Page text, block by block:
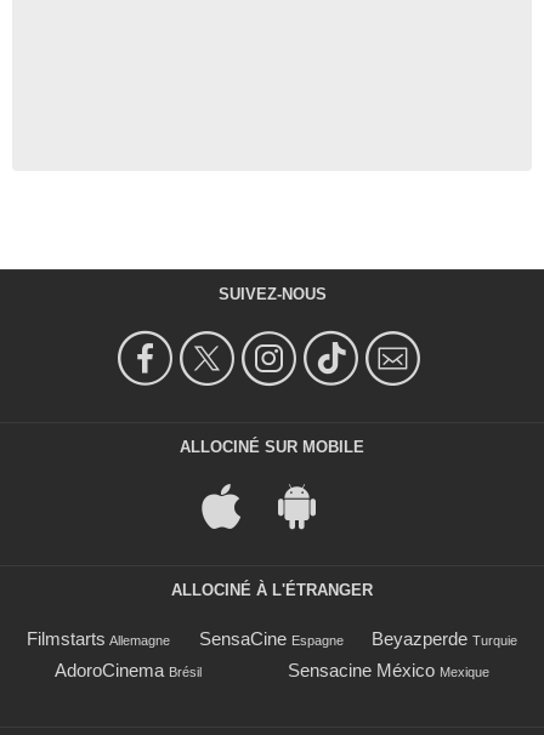
SUIVEZ-NOUS
ALLOCINÉ SUR MOBILE
ALLOCINÉ À L'ÉTRANGER
Filmstarts Allemagne SensaCine Espagne Beyazperde Turquie
AdoroCinema Brésil Sensacine México Mexique